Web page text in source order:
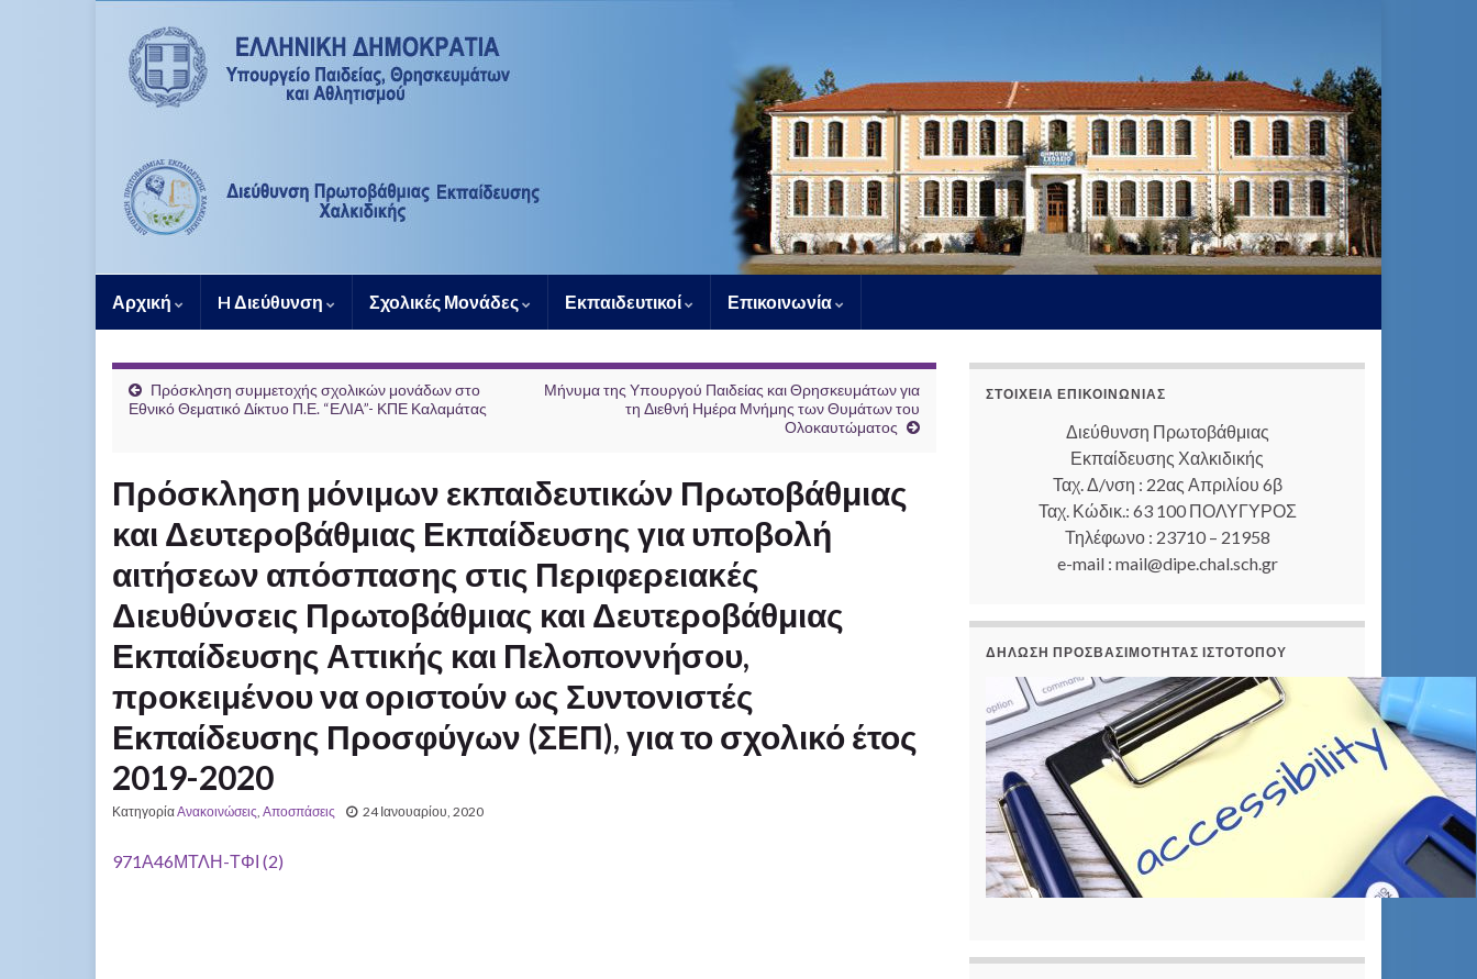
Αρχική H Διεύθυνση Σχολικές Μονάδες Εκπαιδευτικοί Επικοινωνία
Πρόσκληση συμμετοχής σχολικών μονάδων στο
Εθνικό Θεματικό Δίκτυο Π.Ε. “ΕΛΙΑ”- ΚΠΕ Καλαμάτας
Μήνυμα της Υπουργού Παιδείας και Θρησκευμάτων για
τη Διεθνή Ημέρα Μνήμης των Θυμάτων του
Ολοκαυτώματος
Πρόσκληση μόνιμων εκπαιδευτικών Πρωτοβάθμιας
και Δευτεροβάθμιας Εκπαίδευσης για υποβολή
αιτήσεων απόσπασης στις Περιφερειακές
Διευθύνσεις Πρωτοβάθμιας και Δευτεροβάθμιας
Εκπαίδευσης Αττικής και Πελοποννήσου,
προκειμένου να οριστούν ως Συντονιστές
Εκπαίδευσης Προσφύγων (ΣΕΠ), για το σχολικό έτος
2019-2020
ΚατηγορίαΑνακοινώσεις, Αποσπάσεις 24 Ιανουαρίου, 2020
971Α46ΜΤΛΗ-ΤΦΙ (2)
ΣΤΟΙΧΕΊΑ ΕΠΙΚΟΙΝΩΝΊΑΣ
Διεύθυνση Πρωτοβάθμιας
Εκπαίδευσης Χαλκιδικής
Ταχ. Δ/νση : 22ας Απριλίου 6β
Ταχ. Κώδικ.: 63 100 ΠΟΛΥΓΥΡΟΣ
Τηλέφωνο : 23710 – 21958
e-mail : mail@dipe.chal.sch.gr
ΔΉΛΩΣΗ ΠΡΟΣΒΑΣΙΜΌΤΗΤΑΣ ΙΣΤΟΤΌΠΟΥ